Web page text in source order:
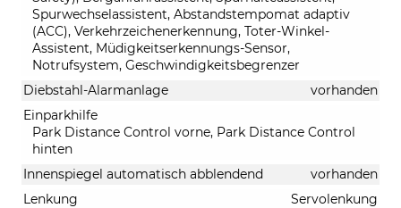
Spurwechselassistent, Abstandstempomat adaptiv
(ACC), Verkehrzeichenerkennung, Toter-Winkel-
Assistent, Müdigkeitserkennungs-Sensor,
Notrufsystem, Geschwindigkeitsbegrenzer
Diebstahl-Alarmanlage
vorhanden
Einparkhilfe
Park Distance Control vorne, Park Distance Control
hinten
Innenspiegel automatisch abblendend
vorhanden
Lenkung
Servolenkung